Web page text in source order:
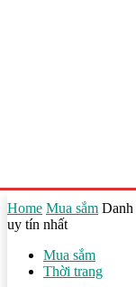
Home Mua sắm Danh
uy tín nhất
Mua sắm
Thời trang